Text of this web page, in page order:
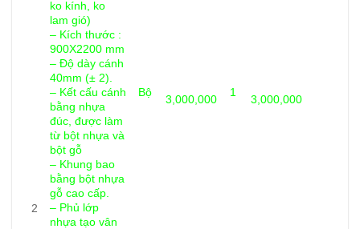
2
ko kính, ko
lam gió)
– Kích thước :
900X2200 mm
– Độ dày cánh
40mm (± 2).
– Kết cấu cánh
bằng nhựa
đúc, được làm
từ bột nhựa và
bột gỗ
– Khung bao
bằng bột nhựa
gỗ cao cấp.
– Phủ lớp
nhựa tạo vân
Bộ
3,000,000
1
3,000,000